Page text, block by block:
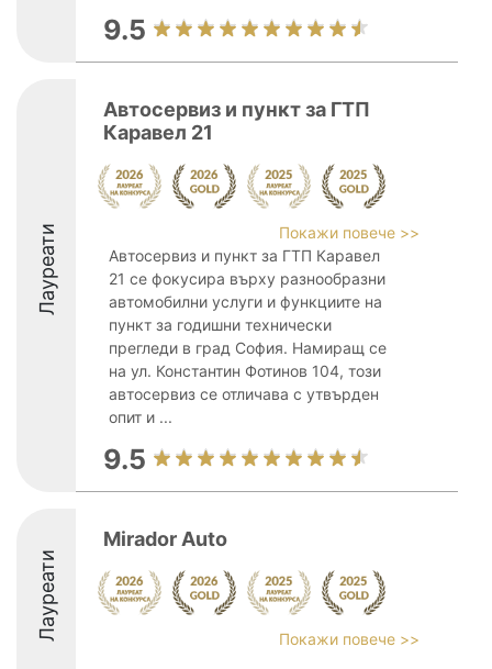
9.5
Лауреати
Автосервиз и пункт за ГТП
Каравел 21
Покажи повече >>
Автосервиз и пункт за ГТП Каравел
21 се фокусира върху разнообразни
автомобилни услуги и функциите на
пункт за годишни технически
прегледи в град София. Намиращ се
на ул. Константин Фотинов 104, този
автосервиз се отличава с утвърден
опит и ...
9.5
Лауреати
Mirador Auto
Покажи повече >>